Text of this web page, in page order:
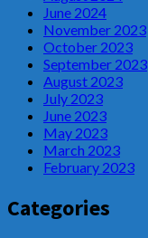
June 2024
November 2023
October 2023
September 2023
August 2023
July 2023
June 2023
May 2023
March 2023
February 2023
Categories